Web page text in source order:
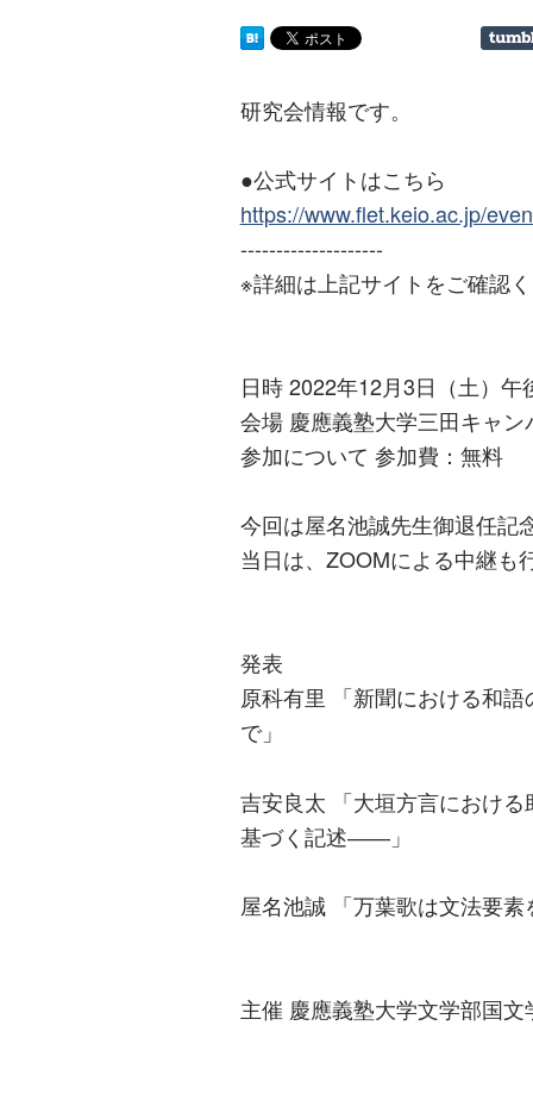
研究会情報です。
●公式サイトはこちら
https://www.flet.keio.ac.jp/
--------------------
※詳細は上記サイトをご確認
日時 2022年12月3日（土）午
会場 慶應義塾大学三田キャ
参加について 参加費：無料
今回は屋名池誠先生御退任記
当日は、ZOOMによる中継も
発表
原科有里 「新聞における和
で」
吉安良太 「大垣方言におけ
基づく記述――」
屋名池誠 「万葉歌は文法要
主催 慶應義塾大学文学部国文